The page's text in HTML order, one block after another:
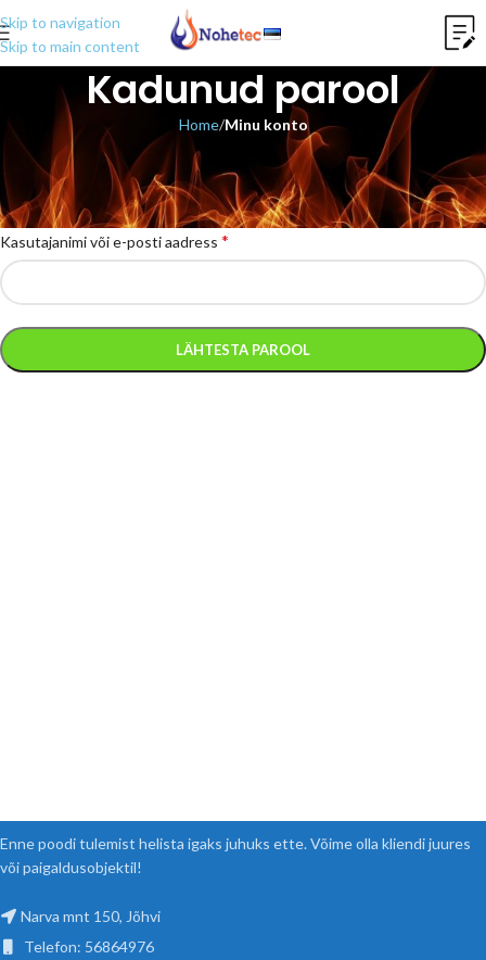
Skip to navigation
Skip to main content
Kadunud parool
Home/Minu konto
Kaotasid või unustasid parooli? Palun sisesta oma kasutajanimi või e-
posti aadress. Sulle saadetakse kiri lingiga, mille abil saad endale uue
parooli määrata.
Kasutajanimi või e-posti aadress *
LÄHTESTA PAROOL
Enne poodi tulemist helista igaks juhuks ette. Võime olla kliendi juures
või paigaldusobjektil!
Narva mnt 150, Jõhvi
Telefon: 56864976